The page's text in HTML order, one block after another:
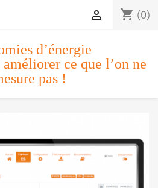
shopping_cart (0)

d’énergie
améliorer ce que l’on ne
pas !